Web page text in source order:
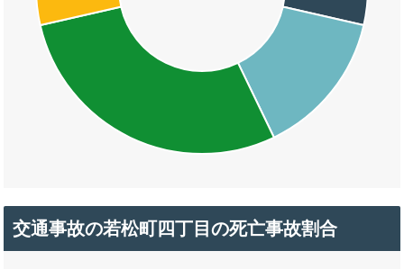
交通事故の若松町四丁目の死亡事故割合